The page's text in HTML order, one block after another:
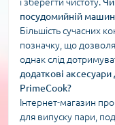
посудомийній
Більшість сучасних
позначку, що
однак слід
додаткові
PrimeCook?
Інтернет-магазин
для випуску пари,